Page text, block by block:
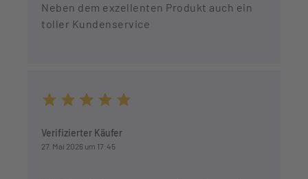
Neben dem exzellenten Produkt auch ein
toller Kundenservice
Verifizierter Käufer
27. Mai 2026 um 17:45